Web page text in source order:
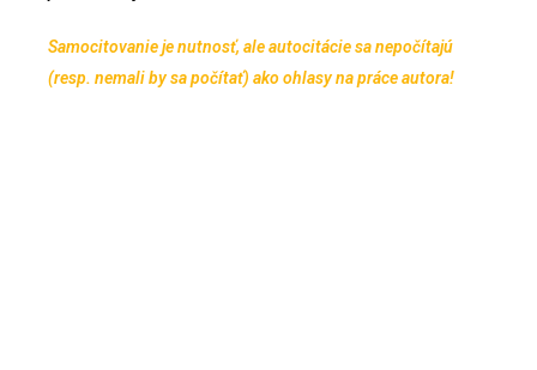
Samocitovanie je nutnosť, ale autocitácie sa nepočítajú
(resp. nemali by sa počítať) ako ohlasy na práce autora!